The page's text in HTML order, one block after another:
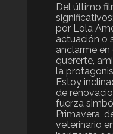
Del último
por Lola
actuación o
anclarme
quererte,
la
Estoy
de
fuerza
Primavera,
veterinario